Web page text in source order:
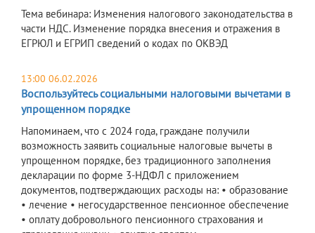
Тема вебинара: Изменения налогового законодательства в
части НДС. Изменение порядка внесения и отражения в
ЕГРЮЛ и ЕГРИП сведений о кодах по ОКВЭД
13:00 06.02.2026
Воспользуйтесь социальными налоговыми вычетами в
упрощенном порядке
Напоминаем, что с 2024 года, граждане получили
возможность заявить социальные налоговые вычеты в
упрощенном порядке, без традиционного заполнения
декларации по форме 3-НДФЛ с приложением
документов, подтверждающих расходы на: • образование
• лечение • негосударственное пенсионное обеспечение
• оплату добровольного пенсионного страхования и